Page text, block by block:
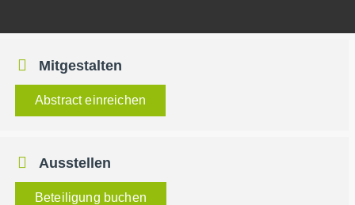
Mitgestalten
Abstract einreichen
Ausstellen
Beteiligung buchen